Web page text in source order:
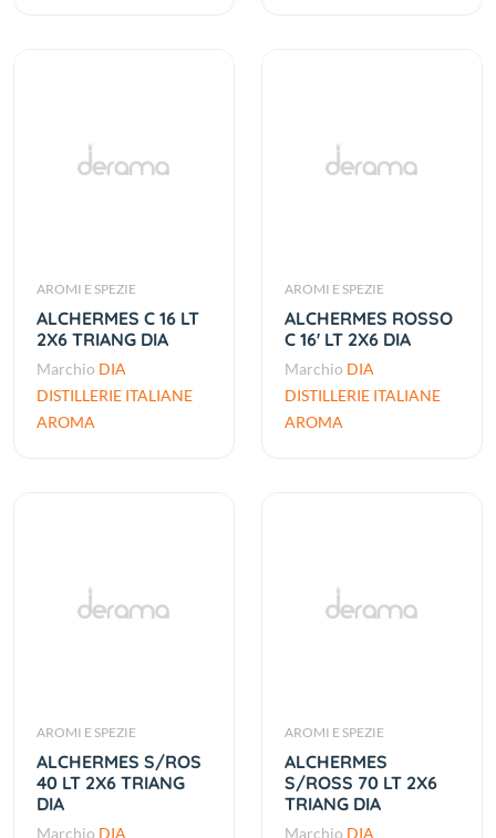
AROMI E SPEZIE
ALCHERMES C 16 LT
2X6 TRIANG DIA
Marchio DIA
DISTILLERIE ITALIANE
AROMA
AROMI E SPEZIE
ALCHERMES ROSSO
C 16' LT 2X6 DIA
Marchio DIA
DISTILLERIE ITALIANE
AROMA
AROMI E SPEZIE
ALCHERMES S/ROS
40 LT 2X6 TRIANG
DIA
Marchio DIA
AROMI E SPEZIE
ALCHERMES
S/ROSS 70 LT 2X6
TRIANG DIA
Marchio DIA